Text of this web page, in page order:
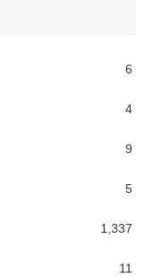
6
4
9
5
1,337
11